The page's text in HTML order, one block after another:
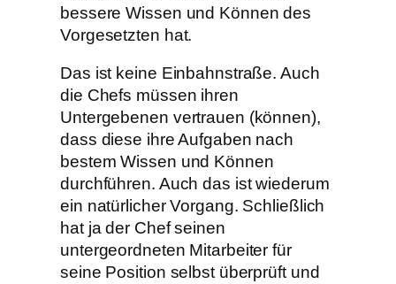
bessere Wissen und Können des
Vorgesetzten hat.
Das ist keine Einbahnstraße. Auch
die Chefs müssen ihren
Untergebenen vertrauen (können),
dass diese ihre Aufgaben nach
bestem Wissen und Können
durchführen. Auch das ist wiederum
ein natürlicher Vorgang. Schließlich
hat ja der Chef seinen
untergeordneten Mitarbeiter für
seine Position selbst überprüft und